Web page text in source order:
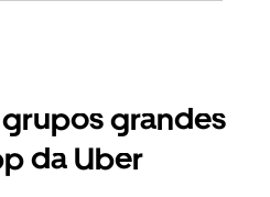
grandes
da Uber